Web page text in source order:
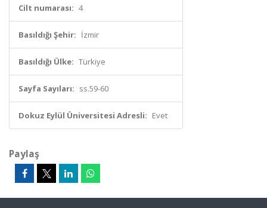
Cilt numarası: 4
Basıldığı Şehir: İzmir
Basıldığı Ülke: Türkiye
Sayfa Sayıları: ss.59-60
Dokuz Eylül Üniversitesi Adresli: Evet
Paylaş